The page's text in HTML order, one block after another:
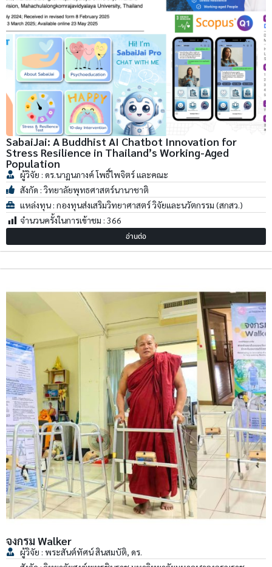
SabaiJai: A Buddhist AI Chatbot Innovation for
Stress Resilience in Thailand’s Working-Aged
Population
ผู้วิจัย : ดร.นาฏนภางค์ โพธิ์ไพจิตร์ และคณะ
สังกัด : วิทยาลัยพุทธศาสตร์นานาชาติ
แหล่งทุน : กองทุนส่งเสริมวิทยาศาสตร์ วิจัยและนวัตกรรม (สกสว.)
จำนวนครั้งในการเข้าชม : 366
อ่านต่อ
จงกรม Walker
ผู้วิจัย : พระสันต์ทัศน์ สินสมบัติ, ดร.